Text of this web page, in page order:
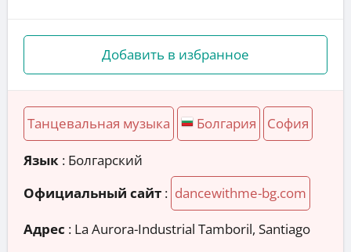
Добавить в избранное
Танцевальная музыка Болгария София
Язык : Болгарский
Официальный сайт : dancewithme-bg.com
Адрес : La Aurora-Industrial Tamboril, Santiago